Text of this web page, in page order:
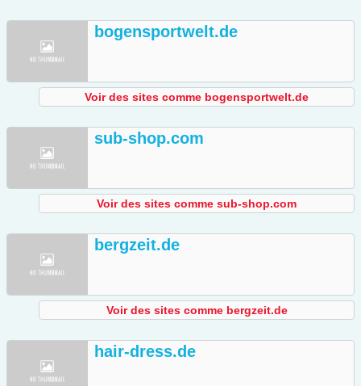
bogensportwelt.de
Voir des sites comme bogensportwelt.de
sub-shop.com
Voir des sites comme sub-shop.com
bergzeit.de
Voir des sites comme bergzeit.de
hair-dress.de